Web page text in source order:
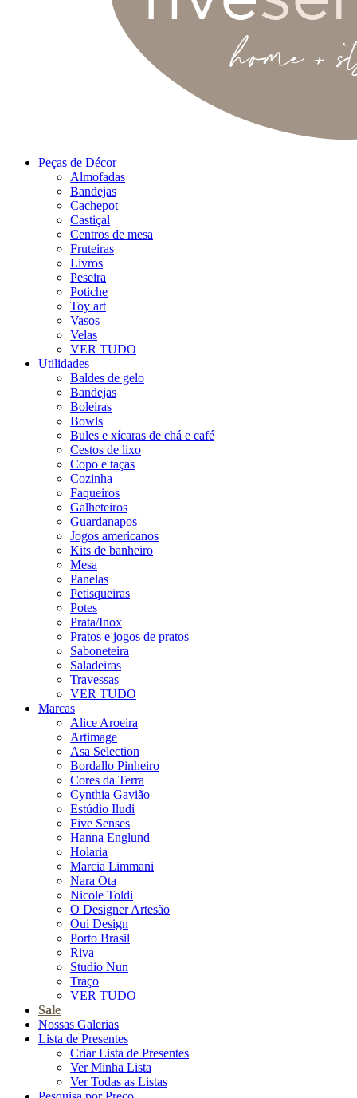
Peças de Décor
Almofadas
Bandejas
Cachepot
Castiçal
Centros de mesa
Fruteiras
Livros
Peseira
Potiche
Toy art
Vasos
Velas
VER TUDO
Utilidades
Baldes de gelo
Bandejas
Boleiras
Bowls
Bules e xícaras de chá e café
Cestos de lixo
Copo e taças
Cozinha
Faqueiros
Galheteiros
Guardanapos
Jogos americanos
Kits de banheiro
Mesa
Panelas
Petisqueiras
Potes
Prata/Inox
Pratos e jogos de pratos
Saboneteira
Saladeiras
Travessas
VER TUDO
Marcas
Alice Aroeira
Artimage
Asa Selection
Bordallo Pinheiro
Cores da Terra
Cynthia Gavião
Estúdio Iludi
Five Senses
Hanna Englund
Holaria
Marcia Limmani
Nara Ota
Nicole Toldi
O Designer Artesão
Oui Design
Porto Brasil
Riva
Studio Nun
Traço
VER TUDO
Sale
Nossas Galerias
Lista de Presentes
Criar Lista de Presentes
Ver Minha Lista
Ver Todas as Listas